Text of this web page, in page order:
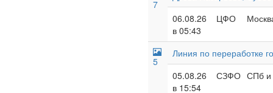
7
06.08.26
в 05:43
ЦФО
5
Линия по переработке
05.08.26
в 15:54
СЗФО СПб и